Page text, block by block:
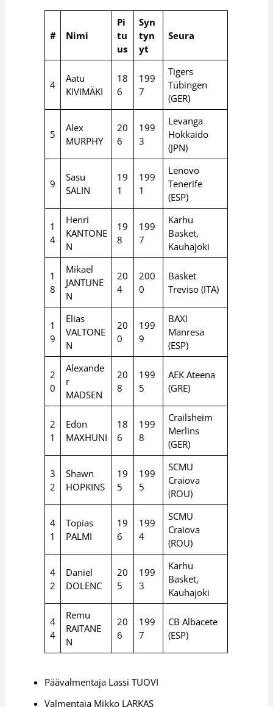
# Nimi
Pi
tu
us
Syn
tyn
yt
Seura
4
Aatu
KIVIMÄKI
18
6
199
7
Tigers
Tübingen
(GER)
5
Alex
MURPHY
20
6
199
3
Levanga
Hokkaido
(JPN)
9
Sasu
SALIN
19
1
199
1
Lenovo
Tenerife
(ESP)
1
4
Henri
KANTONE
N
19
8
199
7
Karhu
Basket,
Kauhajoki
1
8
Mikael
JANTUNE
N
20
4
200
0
Basket
Treviso (ITA)
1
9
Elias
VALTONE
N
20
0
199
9
BAXI
Manresa
(ESP)
2
0
Alexande
r
MADSEN
20
8
199
5
AEK Ateena
(GRE)
2
1
Edon
MAXHUNI
18
6
199
8
Crailsheim
Merlins
(GER)
3
2
Shawn
HOPKINS
19
5
199
5
SCMU
Craiova
(ROU)
4
1
Topias
PALMI
19
6
199
4
SCMU
Craiova
(ROU)
4
2
Daniel
DOLENC
20
5
199
3
Karhu
Basket,
Kauhajoki
4
4
Remu
RAITANE
N
20
6
199
7
CB Albacete
(ESP)
Päävalmentaja Lassi TUOVI
Valmentaja Mikko LARKAS